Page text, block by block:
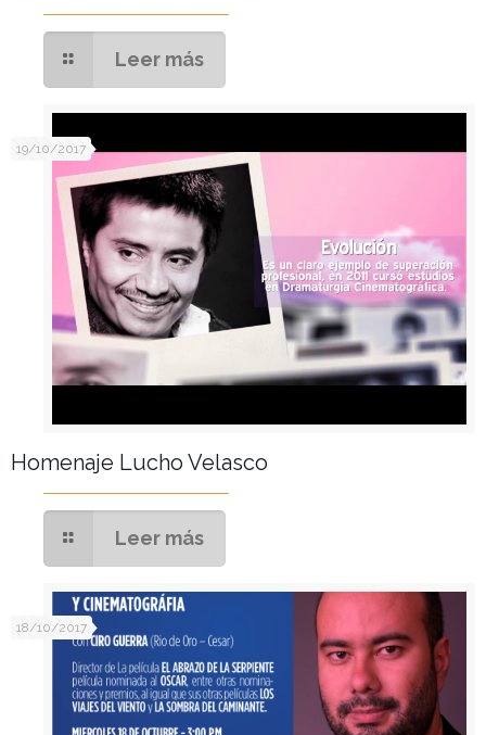
Leer más
19/10/2017
Homenaje Lucho Velasco
Leer más
18/10/2017